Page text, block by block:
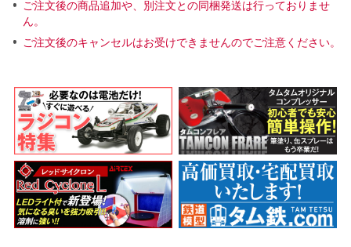
ご注文後の商品追加や、別注文との同梱発送は行っておりませ
ん。
ご注文後のキャンセルはお受けできませんのでご注意ください。